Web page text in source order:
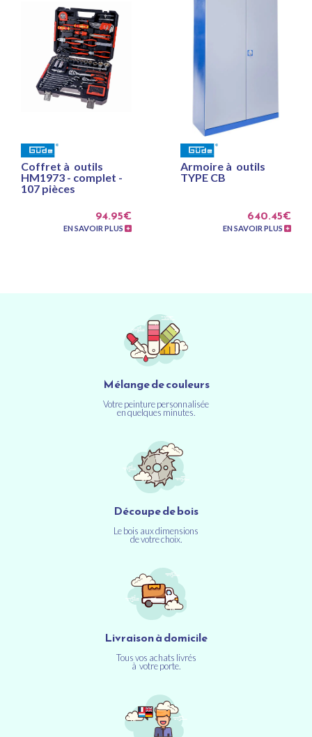
Coffret à outils
HM1973 - complet -
107 pièces
94.95€
EN SAVOIR PLUS
Armoire à outils
TYPE CB
640.45€
EN SAVOIR PLUS
Mélange de couleurs
Votre peinture personnalisée
en quelques minutes.
Découpe de bois
Le bois aux dimensions
de votre choix.
Livraison à domicile
Tous vos achats livrés
à votre porte.